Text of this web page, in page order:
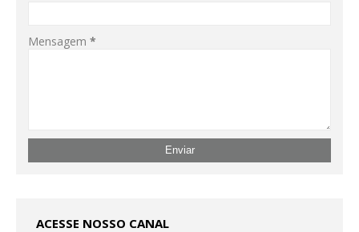
Mensagem *
ACESSE NOSSO CANAL